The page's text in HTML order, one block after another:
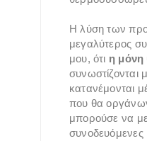
Η λύση των
μεγαλύτερος
μου, ότι η μόνη
συνωστίζονται
κατανέμονται
που θα
μπορούσε να